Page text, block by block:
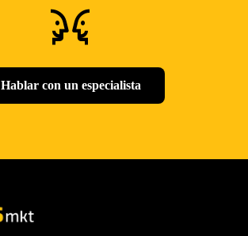
conversation
Hablar con un especialista